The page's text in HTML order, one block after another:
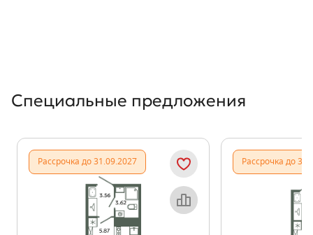
Специальные предложения
Рассрочка до 31.09.2027 Рассрочка до